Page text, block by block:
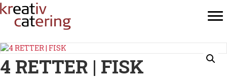
4 RETTER | FISK